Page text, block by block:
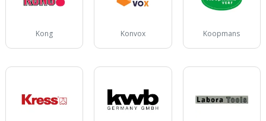
Kong Konvox Koopmans